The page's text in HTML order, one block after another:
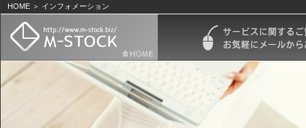
HOME ＞ インフォメーション